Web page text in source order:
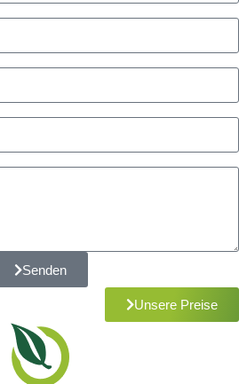
Senden
Unsere Preise